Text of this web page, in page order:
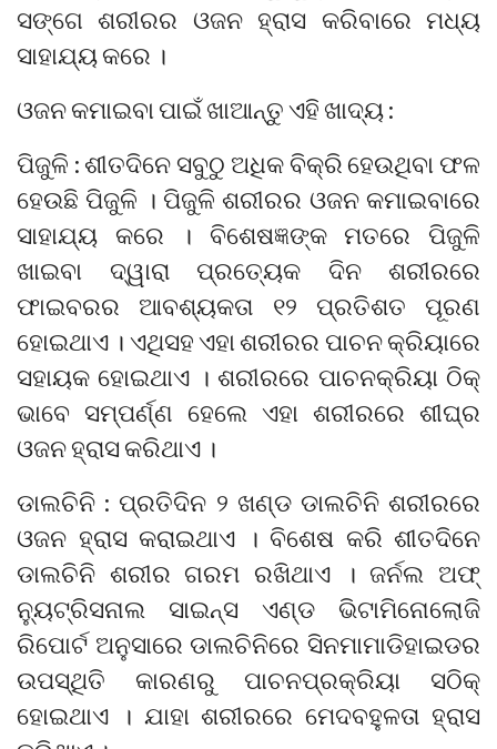
ସଙ୍ଗେ ଶରୀରର ଓଜନ ହ୍ରାସ କରିବାରେ ମଧ୍ୟ
ସାହାଯ୍ୟ କରେ ।
ଓଜନ କମାଇବା ପାଇଁ ଖାଆନ୍ତୁ ଏହି ଖାଦ୍ୟ :
ପିଜୁଳି : ଶୀତଦିନେ ସବୁଠୁ ଅଧିକ ବିକ୍ରି ହେଉଥିବା ଫଳ
ହେଉଛି ପିଜୁଳି । ପିଜୁଳି ଶରୀରର ଓଜନ କମାଇବାରେ
ସାହାଯ୍ୟ କରେ । ବିଶେଷଜ୍ଞଙ୍କ ମତରେ ପିଜୁଳି
ଖାଇବା ଦ୍ୱାରା ପ୍ରତ୍ୟେକ ଦିନ ଶରୀରରେ
ଫାଇବରର ଆବଶ୍ୟକତା ୧୨ ପ୍ରତିଶତ ପୂରଣ
ହୋଇଥାଏ । ଏଥିସହ ଏହା ଶରୀରର ପାଚନ କ୍ରିୟାରେ
ସହାୟକ ହୋଇଥାଏ । ଶରୀରରେ ପାଚନକ୍ରିୟା ଠିକ୍
ଭାବେ ସମ୍ପର୍ଣ୍ଣ ହେଲେ ଏହା ଶରୀରରେ ଶୀଘ୍ର
ଓଜନ ହ୍ରାସ କରିଥାଏ ।
ଡାଲଚିନି : ପ୍ରତିଦିନ ୨ ଖଣ୍ଡ ଡାଲଚିନି ଶରୀରରେ
ଓଜନ ହ୍ରାସ କରାଇଥାଏ । ବିଶେଷ କରି ଶୀତଦିନେ
ଡାଲଚିନି ଶରୀର ଗରମ ରଖିଥାଏ । ଜର୍ନଲ ଅଫ୍
ନ୍ୟୁଟ୍ରିସନାଲ ସାଇନ୍ସ ଏଣ୍ଡ ଭିଟାମିନୋଲୋଜି
ରିପୋର୍ଟ ଅନୁସାରେ ଡାଲଚିନିରେ ସିନମାମାଡିହାଇଡର
ଉପସ୍ଥିତି କାରଣରୁ ପାଚନପ୍ରକ୍ରିୟା ସଠିକ୍
ହୋଇଥାଏ । ଯାହା ଶରୀରରେ ମେଦବହୁଳତା ହ୍ରାସ